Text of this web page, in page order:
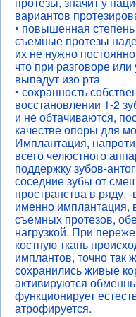
вариантов
• повышенная
съемные протезы
их не нужно
что при разговоре
выпадут изо рта
• сохранность
восстановлении 1-2
и не обтачиваются,
качестве опоры для
Имплантация,
всего челюстного
поддержку зубов-
соседние зубы от
пространства в ряду.
именно имплантация,
съемных протезов,
нагрузкой. При
костную ткань
имплантов, точно так
сохранились живые
активируются
функционирует
атрофируется.